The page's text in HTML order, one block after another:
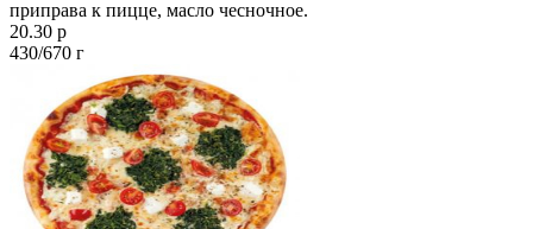
приправа к пицце, масло чесночное.
20.30 р
430/670 г